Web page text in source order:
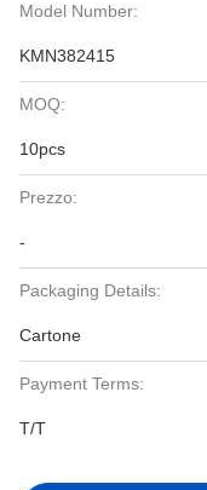
Model Number:
KMN382415
MOQ:
10pcs
Prezzo:
-
Packaging Details:
Cartone
Payment Terms:
T/T